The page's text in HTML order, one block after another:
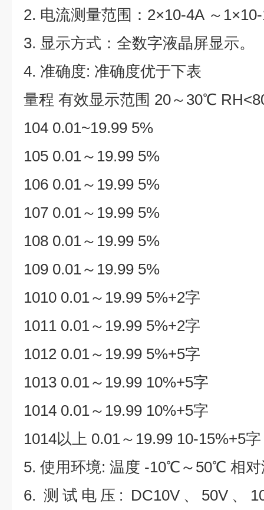
2. 电流测量范围：2×10-4A ～
3. 显示方式：全数字液晶屏显示。
4. 准确度: 准确度优于下表
量程 有效显示范围 20～30℃
104 0.01~19.99 5%
105 0.01～19.99 5%
106 0.01～19.99 5%
107 0.01～19.99 5%
108 0.01～19.99 5%
109 0.01～19.99 5%
1010 0.01～19.99 5%+2字
1011 0.01～19.99 5%+2字
1012 0.01～19.99 5%+5字
1013 0.01～19.99 10%+5字
1014 0.01～19.99 10%+5字
1014以上 0.01～19.99 10-15%+5字
5. 使用环境: 温度 -10℃～50℃ 相对
6. 测试电压: DC10V、50V、